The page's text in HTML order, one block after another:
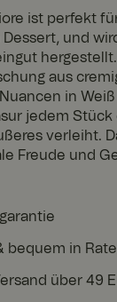
ist perfekt
und
aus
in Weiß
jedem
verleiht.
Freude und
bequem in
über 49